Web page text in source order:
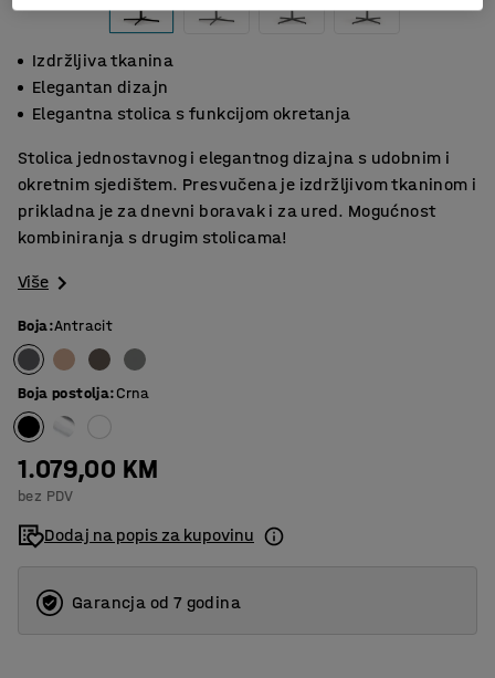
Izdržljiva tkanina
Elegantan dizajn
Elegantna stolica s funkcijom okretanja
Stolica jednostavnog i elegantnog dizajna s udobnim i
okretnim sjedištem. Presvučena je izdržljivom tkaninom i
prikladna je za dnevni boravak i za ured. Mogućnost
kombiniranja s drugim stolicama!
Više
Boja:Antracit
Boja postolja:Crna
1.079,00 KM
bez PDV
Dodaj na popis za kupovinu
Garancja od 7 godina